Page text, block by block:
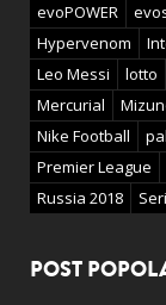
evoPOWER
Hypervenom
Leo Messi
lotto
Mercurial
Nike Football
Premier League
Russia 2018
POST